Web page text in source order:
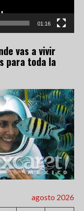
01:16
vas a vivir
para toda la
agosto 2026